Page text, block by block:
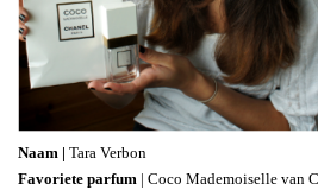
Naam | Tara Verbon
Favoriete parfum | Coco Mademoiselle van